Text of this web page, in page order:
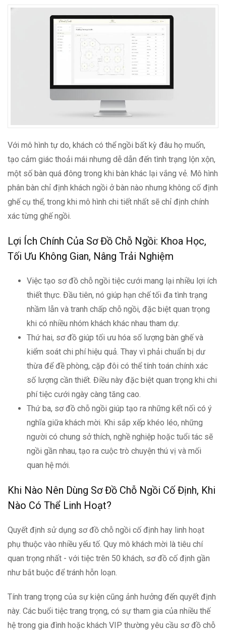
Với mô hình tự do, khách có thể ngồi bất kỳ đâu họ muốn,
tạo cảm giác thoải mái nhưng dễ dẫn đến tình trạng lộn xộn,
một số bàn quá đông trong khi bàn khác lại vắng vẻ. Mô hình
phân bàn chỉ định khách ngồi ở bàn nào nhưng không cố định
ghế cụ thể, trong khi mô hình chi tiết nhất sẽ chỉ định chính
xác từng ghế ngồi.
Lợi Ích Chính Của Sơ Đồ Chỗ Ngồi: Khoa Học,
Tối Ưu Không Gian, Nâng Trải Nghiệm
Việc tạo sơ đồ chỗ ngồi tiệc cưới mang lại nhiều lợi ích
thiết thực. Đầu tiên, nó giúp hạn chế tối đa tình trạng
nhầm lẫn và tranh chấp chỗ ngồi, đặc biệt quan trọng
khi có nhiều nhóm khách khác nhau tham dự.
Thứ hai, sơ đồ giúp tối ưu hóa số lượng bàn ghế và
kiểm soát chi phí hiệu quả. Thay vì phải chuẩn bị dư
thừa để đề phòng, cặp đôi có thể tính toán chính xác
số lượng cần thiết. Điều này đặc biệt quan trọng khi chi
phí tiệc cưới ngày càng tăng cao.
Thứ ba, sơ đồ chỗ ngồi giúp tạo ra những kết nối có ý
nghĩa giữa khách mời. Khi sắp xếp khéo léo, những
người có chung sở thích, nghề nghiệp hoặc tuổi tác sẽ
ngồi gần nhau, tạo ra cuộc trò chuyện thú vị và mối
quan hệ mới.
Khi Nào Nên Dùng Sơ Đồ Chỗ Ngồi Cố Định, Khi
Nào Có Thể Linh Hoạt?
Quyết định sử dụng sơ đồ chỗ ngồi cố định hay linh hoạt
phụ thuộc vào nhiều yếu tố. Quy mô khách mời là tiêu chí
quan trọng nhất - với tiệc trên 50 khách, sơ đồ cố định gần
như bắt buộc để tránh hỗn loạn.
Tính trang trọng của sự kiện cũng ảnh hưởng đến quyết định
này. Các buổi tiệc trang trọng, có sự tham gia của nhiều thế
hệ trong gia đình hoặc khách VIP thường yêu cầu sơ đồ chỗ